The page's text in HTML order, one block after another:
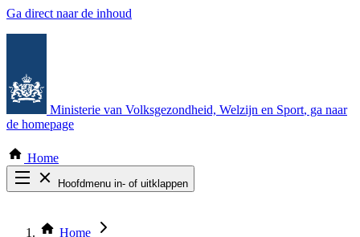
Ga direct naar de inhoud
Ministerie van Volksgezondheid, Welzijn en Sport, ga naar
de homepage
Home
Hoofdmenu in- of uitklappen
Thema COVID-19
Home